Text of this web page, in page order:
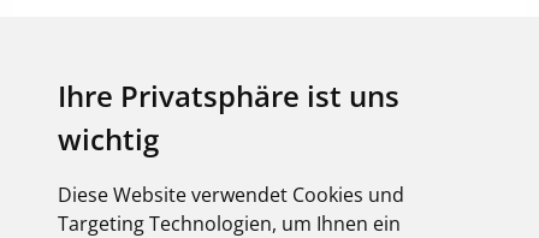
Ihre Privatsphäre ist uns
wichtig
Diese Website verwendet Cookies und
Targeting Technologien, um Ihnen ein